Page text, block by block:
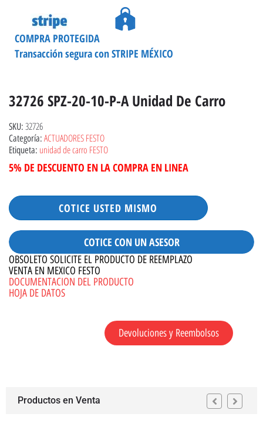
Transacción segura con STRIPE MÉXICO
COMPRA PROTEGIDA
32726 SPZ-20-10-P-A Unidad De Carro
SKU: 32726
Categoría: ACTUADORES FESTO
Etiqueta: unidad de carro FESTO
5% DE DESCUENTO EN LA COMPRA EN LINEA
COTICE USTED MISMO
COTICE CON UN ASESOR
OBSOLETO SOLICITE EL PRODUCTO DE REEMPLAZO
VENTA EN MEXICO FESTO
DOCUMENTACION DEL PRODUCTO
HOJA DE DATOS
Devoluciones y Reembolsos
Productos en Venta